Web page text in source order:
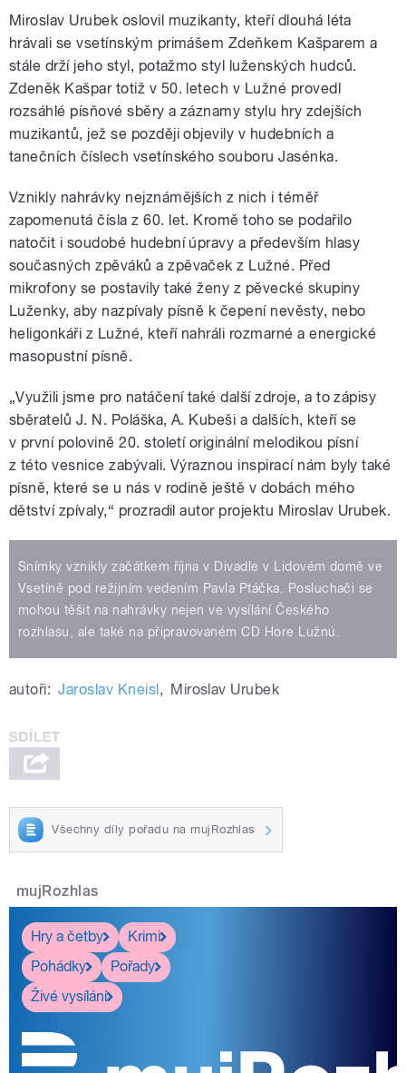
Miroslav Urubek oslovil muzikanty, kteří dlouhá léta
hrávali se vsetínským primášem Zdeňkem Kašparem a
stále drží jeho styl, potažmo styl luženských hudců.
Zdeněk Kašpar totiž v 50. letech v Lužné provedl
rozsáhlé písňové sběry a záznamy stylu hry zdejších
muzikantů, jež se později objevily v hudebních a
tanečních číslech vsetínského souboru Jasénka.
Vznikly nahrávky nejznámějších z nich i téměř
zapomenutá čísla z 60. let. Kromě toho se podařilo
natočit i soudobé hudební úpravy a především hlasy
současných zpěváků a zpěvaček z Lužné. Před
mikrofony se postavily také ženy z pěvecké skupiny
Luženky, aby nazpívaly písně k čepení nevěsty, nebo
heligonkáři z Lužné, kteří nahráli rozmarné a energické
masopustní písně.
„Využili jsme pro natáčení také další zdroje, a to zápisy
sběratelů J. N. Poláška, A. Kubeši a dalších, kteří se
v první polovině 20. století originální melodikou písní
z této vesnice zabývali. Výraznou inspirací nám byly také
písně, které se u nás v rodině ještě v dobách mého
dětství zpívaly,“ prozradil autor projektu Miroslav Urubek.
Snímky vznikly začátkem října v Divadle v Lidovém domě ve
Vsetíně pod režijním vedením Pavla Ptáčka. Posluchači se
mohou těšit na nahrávky nejen ve vysílání Českého
rozhlasu, ale také na připravovaném CD Hore Lužnú.
autoři: Jaroslav Kneisl, Miroslav Urubek
Všechny díly pořadu na mujRozhlas
mujRozhlas
Hry a četby
Krimi
Pohádky
Pořady
Živé vysílání